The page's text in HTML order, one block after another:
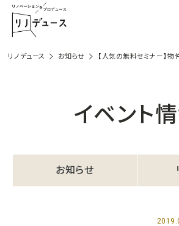
リノデュース お知らせ 【人気の無料セミナー】
イベント
お知らせ